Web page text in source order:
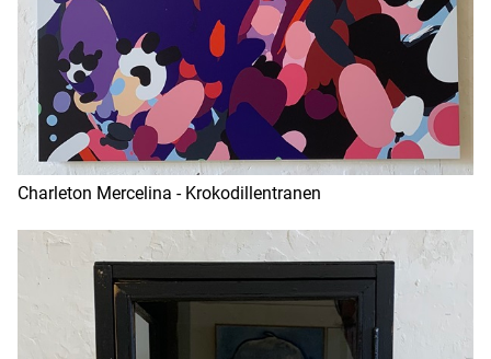
Charleton Mercelina - Krokodillentranen